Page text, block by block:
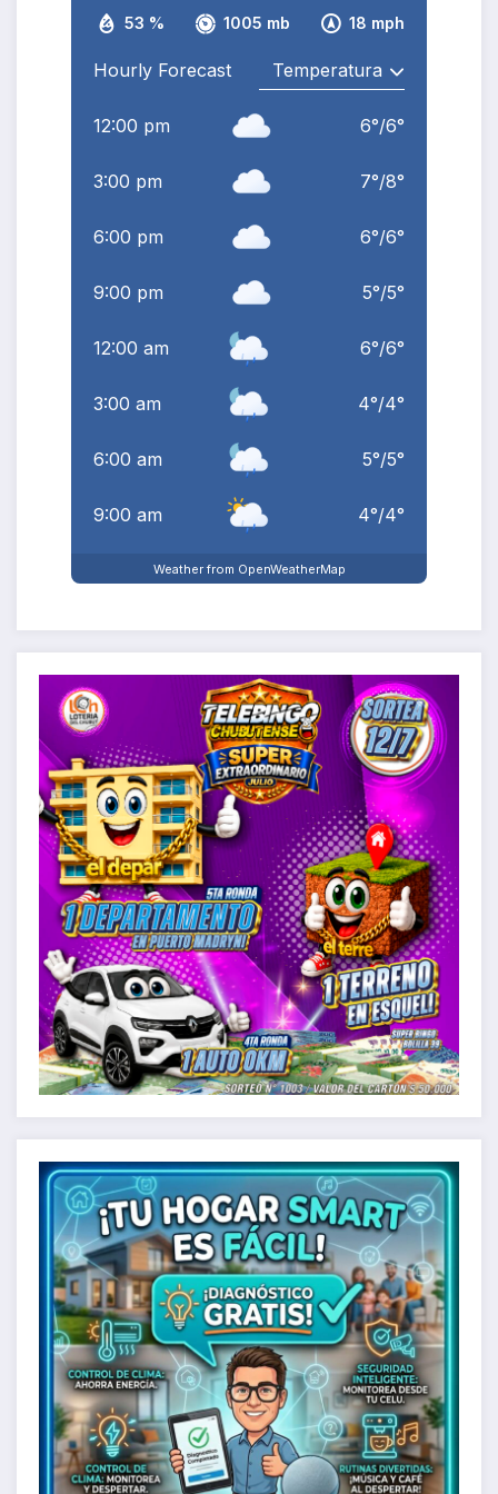
53 % 1005 mb 18 mph
Hourly Forecast
12:00 pm 6°/6°
3:00 pm 7°/8°
6:00 pm 6°/6°
9:00 pm 5°/5°
12:00 am 6°/6°
3:00 am 4°/4°
6:00 am 5°/5°
9:00 am 4°/4°
Weather from OpenWeatherMap